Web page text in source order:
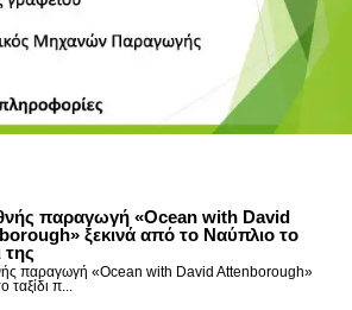
παραγωγή «Ocean with David
ξεκινά από το Ναύπλιο το
της
παραγωγή «Ocean with David Attenborough»
ταξίδι π...